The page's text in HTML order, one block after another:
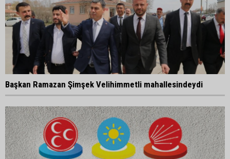
Başkan Ramazan Şimşek Velihimmetli mahallesindeydi